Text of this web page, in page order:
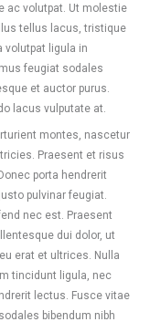
ac volutpat. Ut molestie
tellus lacus, tristique
volutpat ligula in
feugiat sodales
et auctor purus.
lacus vulputate at.
montes, nascetur
Praesent et risus
porta hendrerit
pulvinar feugiat.
nec est. Praesent
dui dolor, ut
erat et ultrices. Nulla
tincidunt ligula, nec
lectus. Fusce vitae
bibendum nibh